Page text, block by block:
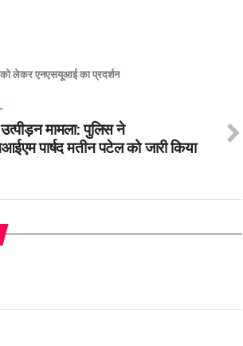
लेकर एनएसयूआई का प्रदर्शन
मामला: पुलिस ने
पार्षद मतीन पटेल को जारी किया